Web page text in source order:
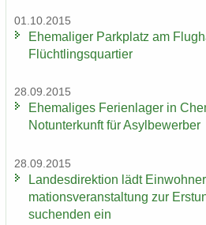
01.10.2015
Ehe­ma­li­ger Park­platz am
Flücht­lings­quar­tier
28.09.2015
Ehe­ma­li­ges Fe­ri­en­la­ger in
Not­un­ter­kunft für Asyl­be­wer­ber
28.09.2015
Lan­des­di­rek­ti­on lädt
ma­ti­ons­ver­an­stal­tung zur
su­chen­den ein